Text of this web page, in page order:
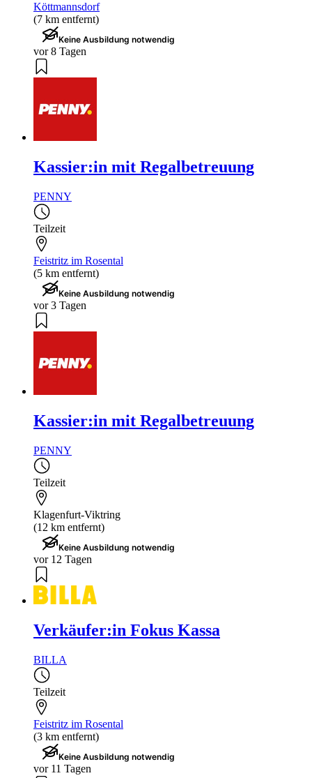
Köttmannsdorf
(7 km entfernt)
Keine Ausbildung notwendig
vor 8 Tagen
Kassier:in mit Regalbetreuung
PENNY
Teilzeit
Feistritz im Rosental
(5 km entfernt)
Keine Ausbildung notwendig
vor 3 Tagen
Kassier:in mit Regalbetreuung
PENNY
Teilzeit
Klagenfurt-Viktring
(12 km entfernt)
Keine Ausbildung notwendig
vor 12 Tagen
Verkäufer:in Fokus Kassa
BILLA
Teilzeit
Feistritz im Rosental
(3 km entfernt)
Keine Ausbildung notwendig
vor 11 Tagen